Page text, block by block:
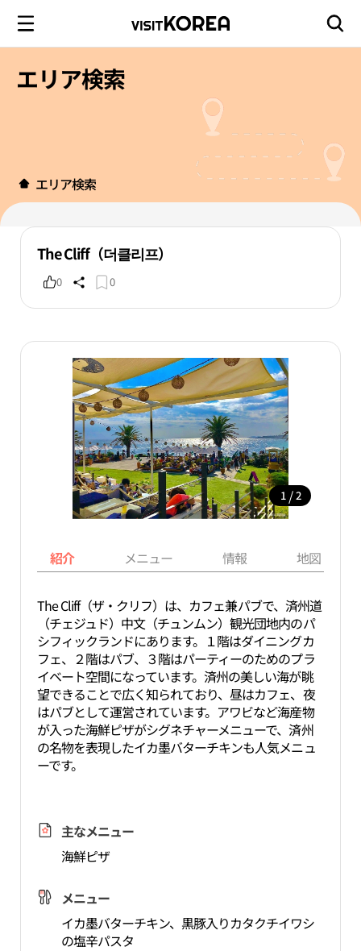
エリア検索
エリア検索
The Cliff（더클리프）
0 0
1 / 2
紹介 メニュー 情報 地図
The Cliff（ザ・クリフ）は、カフェ兼パブで、済州道
（チェジュド）中文（チュンムン）観光団地内のパ
シフィックランドにあります。１階はダイニングカ
フェ、２階はパブ、３階はパーティーのためのプラ
イベート空間になっています。済州の美しい海が眺
望できることで広く知られており、昼はカフェ、夜
はパブとして運営されています。アワビなど海産物
が入った海鮮ピザがシグネチャーメニューで、済州
の名物を表現したイカ墨バターチキンも人気メニュ
ーです。
主なメニュー
海鮮ピザ
メニュー
イカ墨バターチキン、黒豚入りカタクチイワシ
の塩辛パスタ